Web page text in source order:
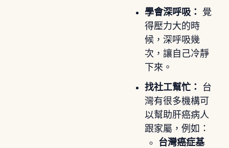
學會深呼吸：
覺
得壓力大的時
候，深呼吸幾
次，讓自己冷靜
下來。
找社工幫忙：
台
灣有很多機構可
以幫助肝癌病人
跟家屬，例如：
台灣癌症基